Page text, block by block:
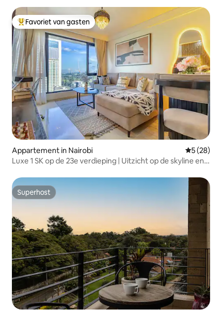
Topfavoriet van gasten
Favoriet van gasten
Appartement in Nairobi
5 (28)
Luxe 1 SK op de 23e verdieping | Uitzicht op de skyline en
Superhost
Superhost